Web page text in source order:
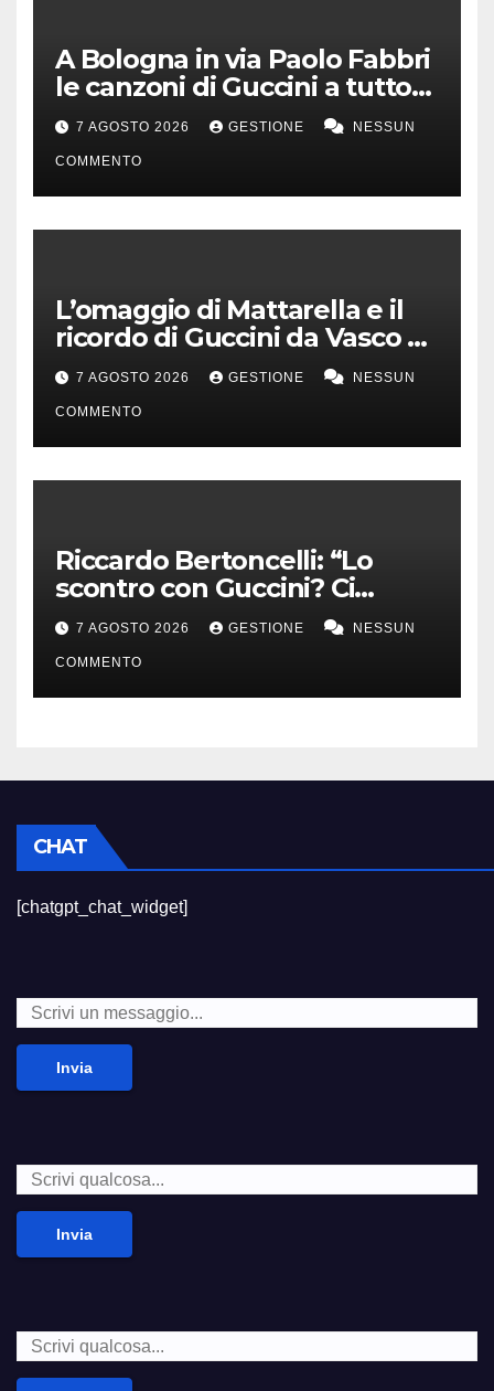
A Bologna in via Paolo Fabbri
le canzoni di Guccini a tutto
volume
7 AGOSTO 2026 GESTIONE NESSUN
COMMENTO
L’omaggio di Mattarella e il
ricordo di Guccini da Vasco a
Milo Manara
7 AGOSTO 2026 GESTIONE NESSUN
COMMENTO
Riccardo Bertoncelli: “Lo
scontro con Guccini? Ci
volevamo bene”
7 AGOSTO 2026 GESTIONE NESSUN
COMMENTO
CHAT
[chatgpt_chat_widget]
Invia
Invia